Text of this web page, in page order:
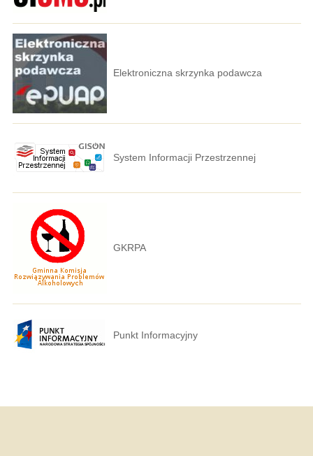
Elektroniczna skrzynka podawcza
System Informacji Przestrzennej
GKRPA
Punkt Informacyjny